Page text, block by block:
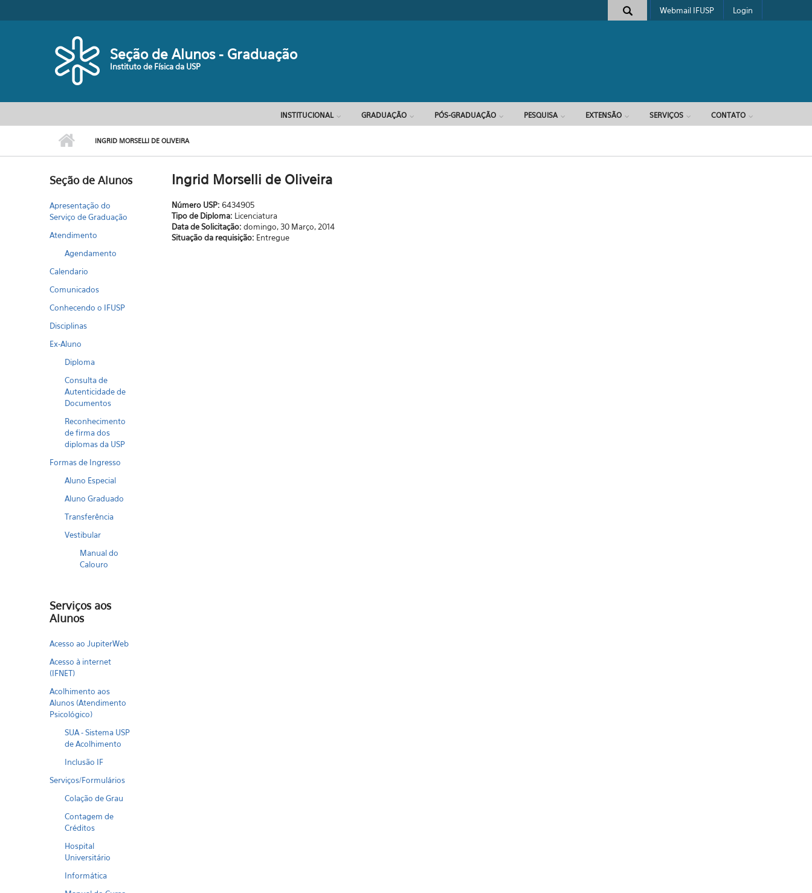
Formulário de busca
Webmail IFUSP Login
Seção de Alunos - Graduação
Instituto de Física da USP
INSTITUCIONAL GRADUAÇÃO PÓS-GRADUAÇÃO PESQUISA EXTENSÃO SERVIÇOS CONTATO
INGRID MORSELLI DE OLIVEIRA
Seção de Alunos
Apresentação do
Serviço de Graduação
Atendimento
Agendamento
Calendario
Comunicados
Conhecendo o IFUSP
Disciplinas
Ex-Aluno
Diploma
Consulta de
Autenticidade de
Documentos
Reconhecimento
de firma dos
diplomas da USP
Formas de Ingresso
Aluno Especial
Aluno Graduado
Transferência
Vestibular
Manual do
Calouro
Serviços aos
Alunos
Acesso ao JupiterWeb
Acesso à internet
(IFNET)
Acolhimento aos
Alunos (Atendimento
Psicológico)
SUA - Sistema USP
de Acolhimento
Inclusão IF
Serviços/Formulários
Colação de Grau
Contagem de
Créditos
Hospital
Universitário
Informática
Ingrid Morselli de Oliveira
Número USP: 6434905
Tipo de Diploma: Licenciatura
Data de Solicitação: domingo, 30 Março, 2014
Situação da requisição: Entregue